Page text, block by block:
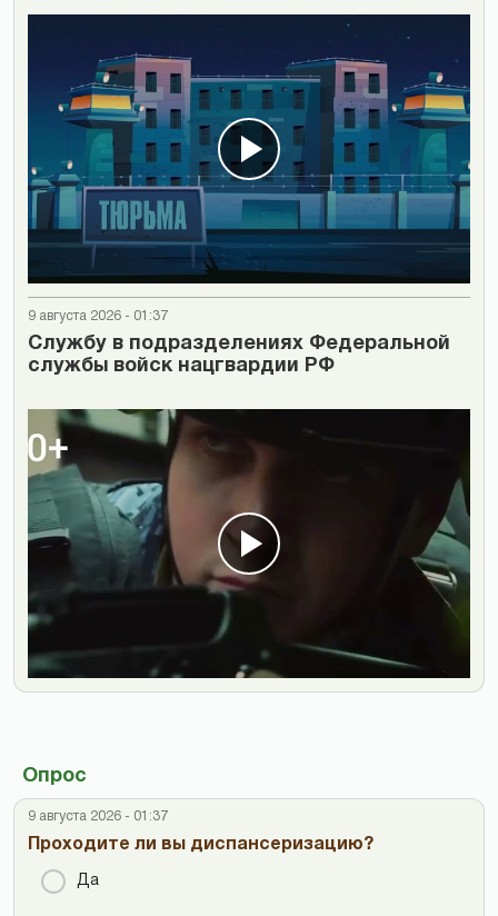
9 августа 2026 - 01:37
Cлужбу в подразделениях Федеральной
службы войск нацгвардии РФ
Опрос
9 августа 2026 - 01:37
Проходите ли вы диспансеризацию?
Да